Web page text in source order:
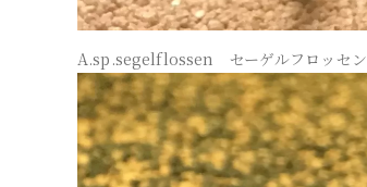
A.sp.segelflossen セーゲルフロッセン